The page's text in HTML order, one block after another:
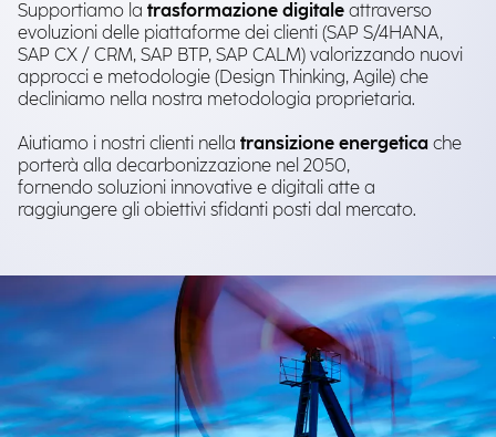
Supportiamo la trasformazione digitale attraverso
evoluzioni delle piattaforme dei clienti (SAP S/4HANA,
SAP CX / CRM, SAP BTP, SAP CALM) valorizzando nuovi
approcci e metodologie (Design Thinking, Agile) che
decliniamo nella nostra metodologia proprietaria.
Aiutiamo i nostri clienti nella transizione energetica che
porterà alla decarbonizzazione nel 2050,
fornendo soluzioni innovative e digitali atte a
raggiungere gli obiettivi sfidanti posti dal mercato.